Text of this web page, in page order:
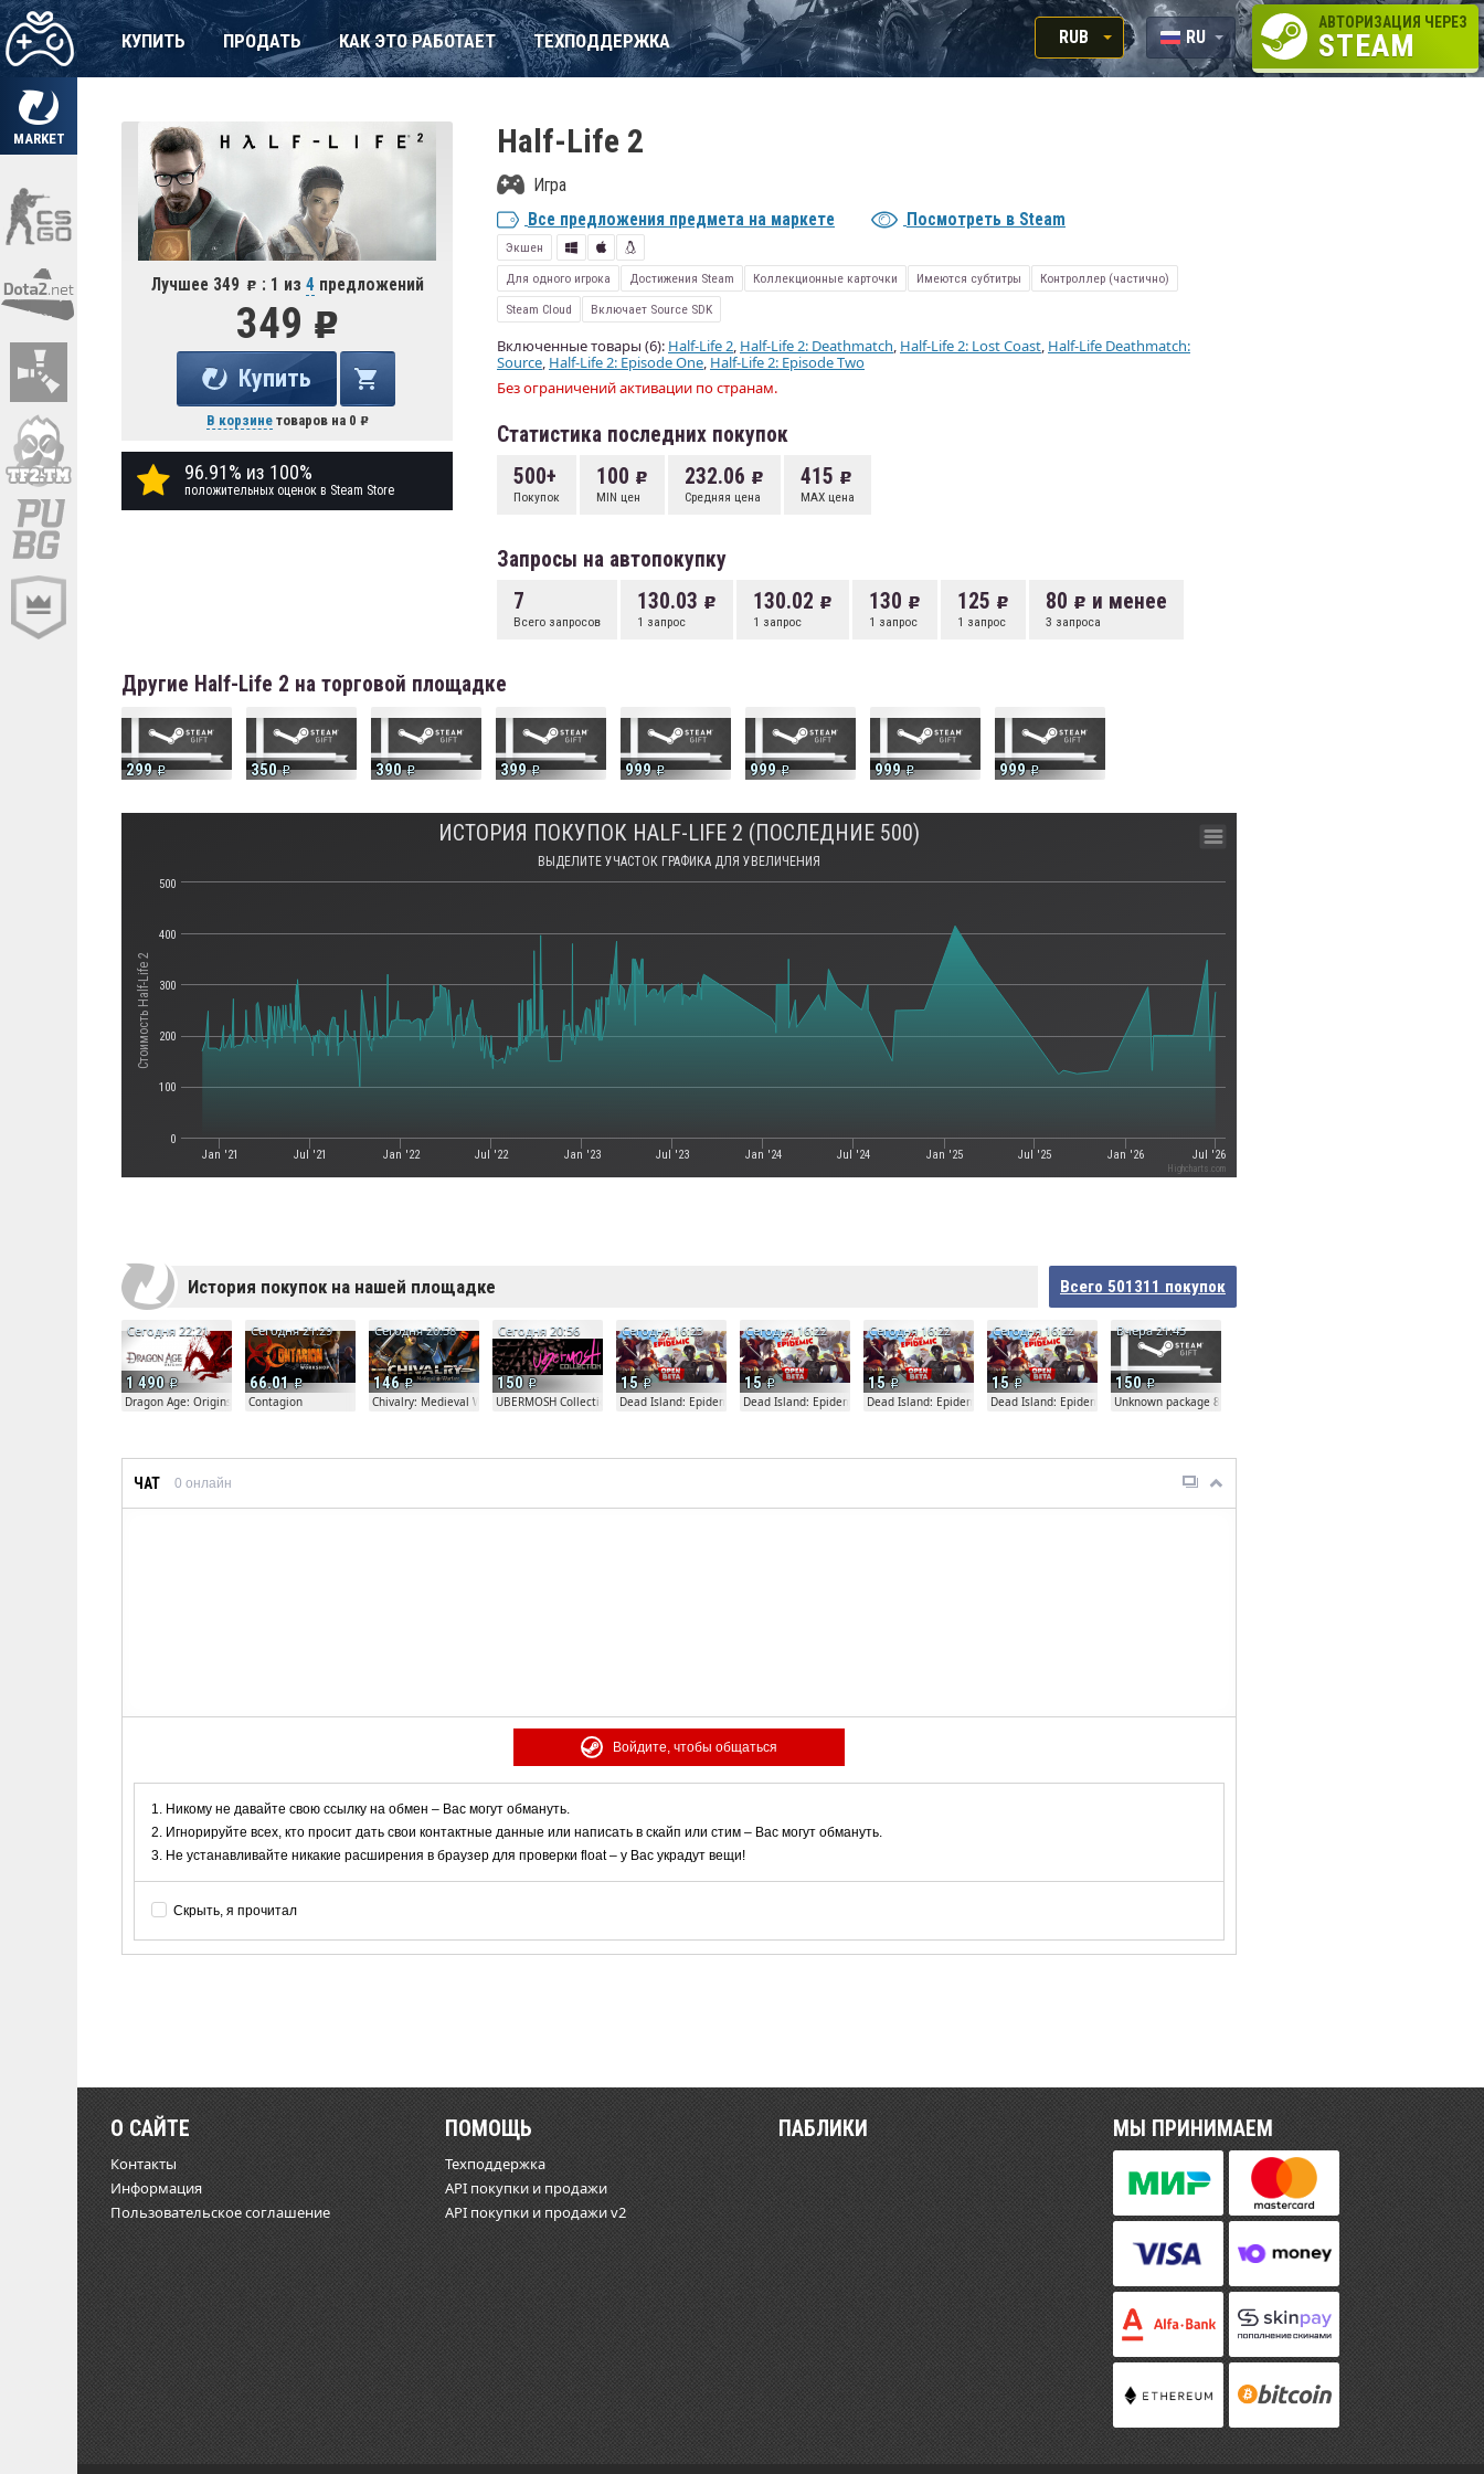
MARKET
КУПИТЬ ПРОДАТЬ КАК ЭТО РАБОТАЕТ ТЕХПОДДЕРЖКА
RUB
RUB
RU
EN
АВТОРИЗАЦИЯ ЧЕРЕЗ
STEAM
Лучшее 349 : 1 из 4 предложений
349
Купить
В корзинетоваров на 0
96.91% из 100%
положительных оценок в Steam Store
Half-Life 2
Игра
Все предложения предмета на маркете
Посмотреть в Steam
Экшен
Для одного игрока
Достижения Steam Коллекционные карточки Имеются субтитры
Контроллер (частично)
Steam Cloud
Включает Source SDK
Включенные товары (6): Half-Life 2, Half-Life 2: Deathmatch, Half-Life 2: Lost Coast, Half-Life Deathmatch:
Source, Half-Life 2: Episode One, Half-Life 2: Episode Two
Без ограничений активации по странам.
Статистика последних покупок
500+
Покупок
100
MIN цен
232.06
Средняя цена
415
MAX цена
Запросы на автопокупку
7
Всего запросов
130.03
1 запрос
130.02
1 запрос
130
1 запрос
125
1 запрос
80 и менее
3 запроса
Другие Half-Life 2 на торговой площадке
299 350 390 399 999 999 999 999
Стоимость Half-Life 2
ИСТОРИЯ ПОКУПОК HALF-LIFE 2 (ПОСЛЕДНИЕ 500)
ВЫДЕЛИТЕ УЧАСТОК ГРАФИКА ДЛЯ УВЕЛИЧЕНИЯ
Jan '21 Jul '21 Jan '22 Jul '22 Jan '23 Jul '23 Jan '24 Jul '24 Jan '25 Jul '25 Jan '26 Jul '26
0
100
200
300
400
500
Highcharts.com
История покупок на нашей площадке Всего 501311 покупок
1 490
Сегодня 22:21
Dragon Age: Origins
66.01
Сегодня 21:29
Contagion
146
Сегодня 20:58
Chivalry: Medieval Warfare
150
Сегодня 20:56
UBERMOSH Collection
15
Сегодня 16:23
Dead Island: Epidemic
15
Сегодня 16:22
Dead Island: Epidemic
15
Сегодня 16:22
Dead Island: Epidemic
15
Сегодня 16:22
Dead Island: Epidemic
150
Вчера 21:45
Unknown package 81804
ЧАТ 0 онлайн
Войдите, чтобы общаться
Никому не давайте свою ссылку на обмен – Вас могут обмануть.
Игнорируйте всех, кто просит дать свои контактные данные или написать в скайп или стим – Вас могут обмануть.
Не устанавливайте никакие расширения в браузер для проверки float – у Вас украдут вещи!
Скрыть, я прочитал
О САЙТЕ
Контакты
Информация
Пользовательское соглашение
ПОМОЩЬ
Техподдержка
API покупки и продажи
API покупки и продажи v2
ПАБЛИКИ МЫ ПРИНИМАЕМ